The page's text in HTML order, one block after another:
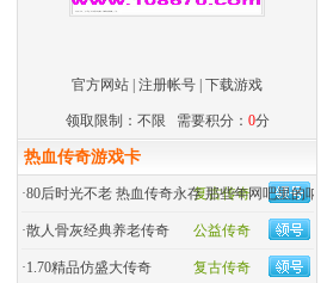
官方网站 注册帐号 下载游戏
领取限制：不限 需要积分： 0分
热血传奇游戏卡
复古传奇
·80后时光不老 热血传奇永存 那些年网吧里的呐喊
公益传奇
·散人骨灰经典养老传奇
复古传奇
·1.70精品仿盛大传奇